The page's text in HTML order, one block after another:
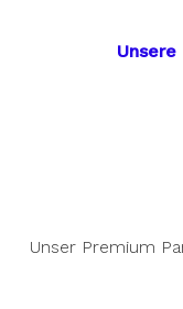
Unsere
Unser Premium